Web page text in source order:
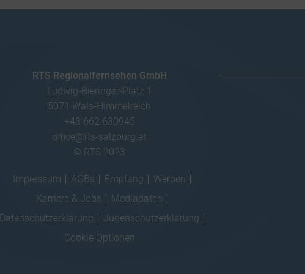
RTS Regionalfernsehen GmbH
Ludwig-Bieringer-Platz 1
5071 Wals-Himmelreich
+43 662 630945
office@rts-salzburg.at
© RTS 2023
Impressum AGBs Empfang
Werben
Karriere & Jobs
Mediadaten
Datenschutzerklärung
Jugenschutzerklärung
Cookie Optionen